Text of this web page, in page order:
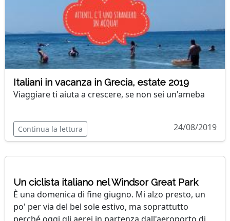
Italiani in vacanza in Grecia, estate 2019
Viaggiare ti aiuta a crescere, se non sei un'ameba
Continua la lettura 24/08/2019
Un ciclista italiano nel Windsor Great Park
È una domenica di fine giugno. Mi alzo presto, un
po' per via del bel sole estivo, ma soprattutto